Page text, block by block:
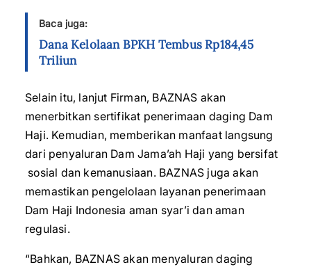
Baca juga:
Dana Kelolaan BPKH Tembus Rp184,45
Triliun
Selain itu, lanjut Firman, BAZNAS akan
menerbitkan sertifikat penerimaan daging Dam
Haji. Kemudian, memberikan manfaat langsung
dari penyaluran Dam Jama’ah Haji yang bersifat
sosial dan kemanusiaan. BAZNAS juga akan
memastikan pengelolaan layanan penerimaan
Dam Haji Indonesia aman syar’i dan aman
regulasi.
“Bahkan, BAZNAS akan menyaluran daging